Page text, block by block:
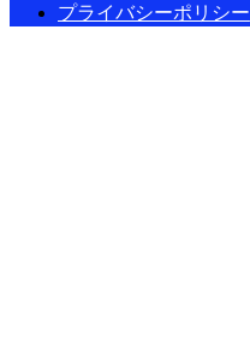
プライバシーポリシー